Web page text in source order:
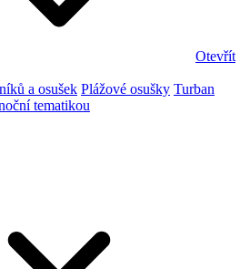
Otevřít
a osušek Plážové osušky Turban
tematikou